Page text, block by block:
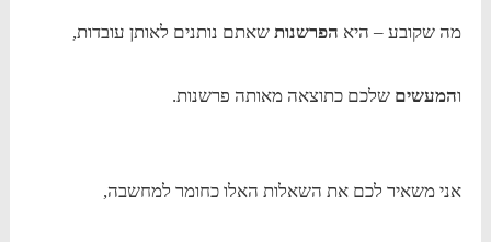
מה שקובע – היא הפרשנות שאתם נותנים לאותן עובדות,
והמעשים שלכם כתוצאה מאותה פרשנות.
אני משאיר לכם את השאלות האלו כחומר למחשבה,